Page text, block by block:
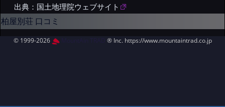
出典：国土地理院ウェブサイト
柏屋別荘 口コミ
© 1999-2026 MountAin TRAD ® Inc. https://www.mountaintrad.co.jp